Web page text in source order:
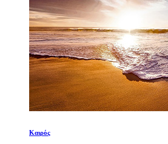
Καιρός